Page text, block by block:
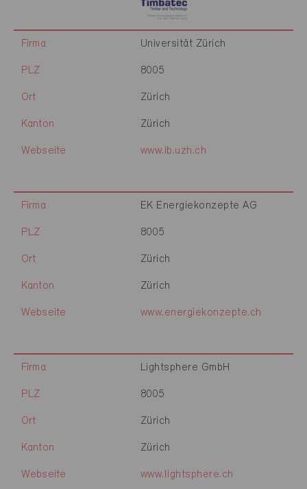
Firma Universität Zürich
PLZ 8005
Ort Zürich
Kanton Zürich
Webseite www.ib.uzh.ch
Firma EK Energiekonzepte AG
PLZ 8005
Ort Zürich
Kanton Zürich
Webseite www.energiekonzepte.ch
Firma Lightsphere GmbH
PLZ 8005
Ort Zürich
Kanton Zürich
Webseite www.lightsphere.ch